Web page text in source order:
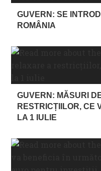
GUVERN: SE
ROMÂNIA
GUVERN: MĂSURI
RESTRICȚIILOR, CE
LA 1 IULIE